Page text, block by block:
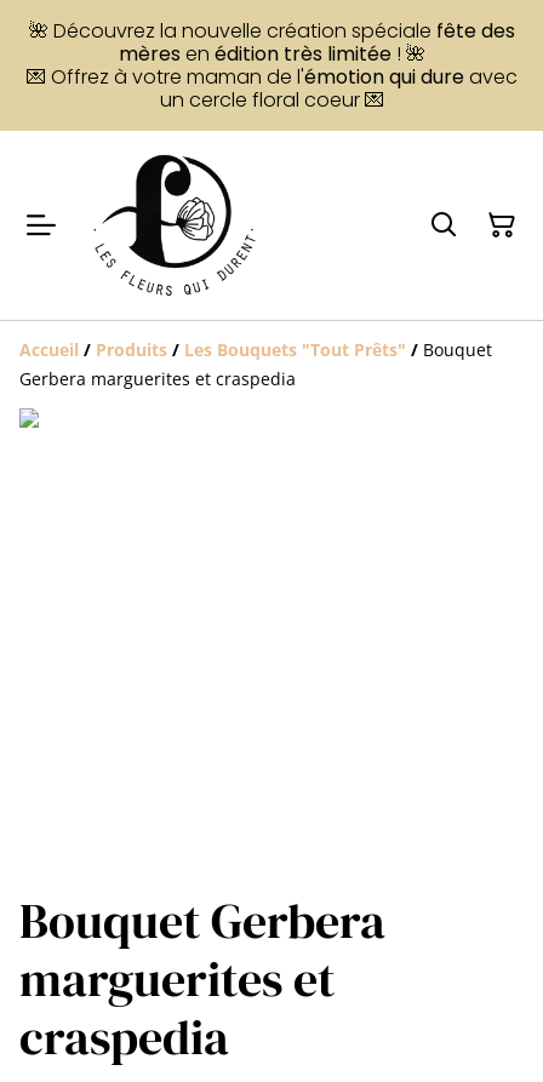
🌺 Découvrez la nouvelle création spéciale fête des
mères en édition très limitée! 🌺
💌 Offrez à votre maman de l'émotion qui dureavec
un cercle floral coeur 💌
Accueil / Produits / Les Bouquets "Tout Prêts" / Bouquet
Gerbera marguerites et craspedia
Bouquet Gerbera
marguerites et
craspedia